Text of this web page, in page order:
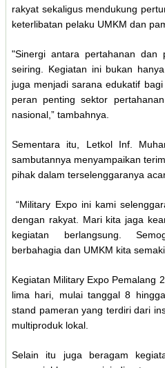
rakyat sekaligus mendukung
keterlibatan pelaku UMKM dan
"Sinergi antara pertahanan dan
seiring. Kegiatan ini bukan
juga menjadi sarana edukatif
peran penting sektor
nasional,” tambahnya.
Sementara itu, Letkol Inf.
sambutannya menyampaikan
pihak dalam terselenggaranya
“Military Expo ini kami
dengan rakyat. Mari kita jaga
kegiatan berlangsung.
berbahagia dan UMKM kita
Kegiatan Military Expo Pemalang
lima hari, mulai tanggal 8
stand pameran yang terdiri dari
multiproduk lokal.
Selain itu juga beragam